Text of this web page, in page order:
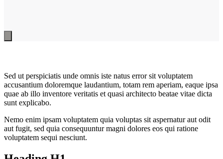
Sed ut perspiciatis unde omnis iste natus error sit voluptatem
accusantium doloremque laudantium, totam rem aperiam, eaque ipsa
quae ab illo inventore veritatis et quasi architecto beatae vitae dicta
sunt explicabo.
Nemo enim ipsam voluptatem quia voluptas sit aspernatur aut odit
aut fugit, sed quia consequuntur magni dolores eos qui ratione
voluptatem sequi nesciunt.